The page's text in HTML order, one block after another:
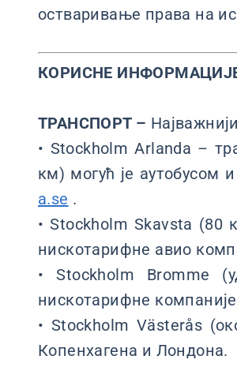
остваривање права на
КОРИСНЕ
ТРАНСПОРТ –
• Stockholm Arlanda –
км) могућ је аутобусом
a.se .
• Stockholm Skavsta (80
нискотарифне авио
• Stockholm Bromme
нискотарифне
• Stockholm Västerås
Копенхагена и Лондона.